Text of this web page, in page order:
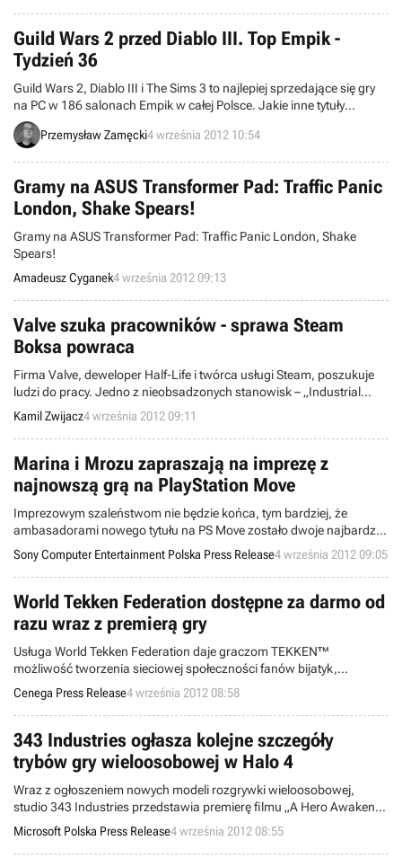
Guild Wars 2 przed Diablo III. Top Empik -
Tydzień 36
Guild Wars 2, Diablo III i The Sims 3 to najlepiej sprzedające się gry
na PC w 186 salonach Empik w całej Polsce. Jakie inne tytuły
przemawiają jeszcze do kieszeni klientów?
Przemysław Zamęcki4 września 2012 10:54
Gramy na ASUS Transformer Pad: Traffic Panic
London, Shake Spears!
Gramy na ASUS Transformer Pad: Traffic Panic London, Shake
Spears!
Amadeusz Cyganek4 września 2012 09:13
Valve szuka pracowników - sprawa Steam
Boksa powraca
Firma Valve, deweloper Half-Life i twórca usługi Steam, poszukuje
ludzi do pracy. Jedno z nieobsadzonych stanowisk – „Industrial
Designer” – sugeruje, że konsola/komputer, Steam Box, być może
rzeczywiście istnieje. Firma jest sfrustrowana brakiem rozwoju
komputerów i chce to zmienić.
Kamil Zwijacz4 września 2012 09:11
Marina i Mrozu zapraszają na imprezę z
najnowszą grą na PlayStation Move
Imprezowym szaleństwom nie będzie końca, tym bardziej, że
ambasadorami nowego tytułu na PS Move zostało dwoje najbardziej
przebojowych i znanych polskich artystów młodego pokolenia:
Marina oraz Mrozu.
Sony Computer Entertainment Polska Press Release4 września 2012 09:05
World Tekken Federation dostępne za darmo od
razu wraz z premierą gry
Usługa World Tekken Federation daje graczom TEKKEN™
możliwość tworzenia sieciowej społeczności fanów bijatyk,
śledzenia osobistych rekordów i osiągnięć, tworzenia drużyn ze
swoimi przyjaciółmi oraz brania udziału w sieciowych rozgrywkach
oraz turniejach.
Cenega Press Release4 września 2012 08:58
343 Industries ogłasza kolejne szczegóły
trybów gry wieloosobowej w Halo 4
Wraz z ogłoszeniem nowych modeli rozgrywki wieloosobowej,
studio 343 Industries przedstawia premierę filmu „A Hero Awakens”
– zakulisowego materiału z produkcji gry Halo 4.
Microsoft Polska Press Release4 września 2012 08:55